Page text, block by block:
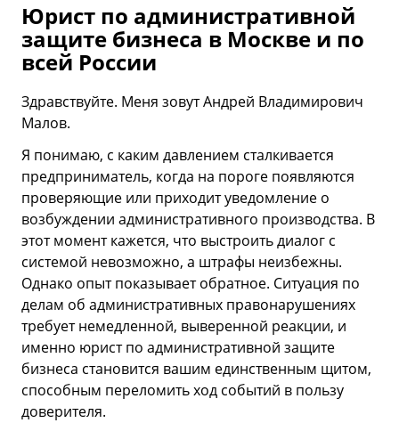
Юрист по административной
защите бизнеса в Москве и по
всей России
Здравствуйте. Меня зовут Андрей Владимирович
Малов.
Я понимаю, с каким давлением сталкивается
предприниматель, когда на пороге появляются
проверяющие или приходит уведомление о
возбуждении административного производства. В
этот момент кажется, что выстроить диалог с
системой невозможно, а штрафы неизбежны.
Однако опыт показывает обратное. Ситуация по
делам об административных правонарушениях
требует немедленной, выверенной реакции, и
именно юрист по административной защите
бизнеса становится вашим единственным щитом,
способным переломить ход событий в пользу
доверителя.